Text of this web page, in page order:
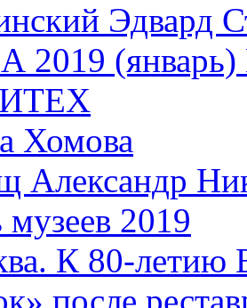
Эдвард
2019 (январь)
Хомова
Александр
2019
К 80-